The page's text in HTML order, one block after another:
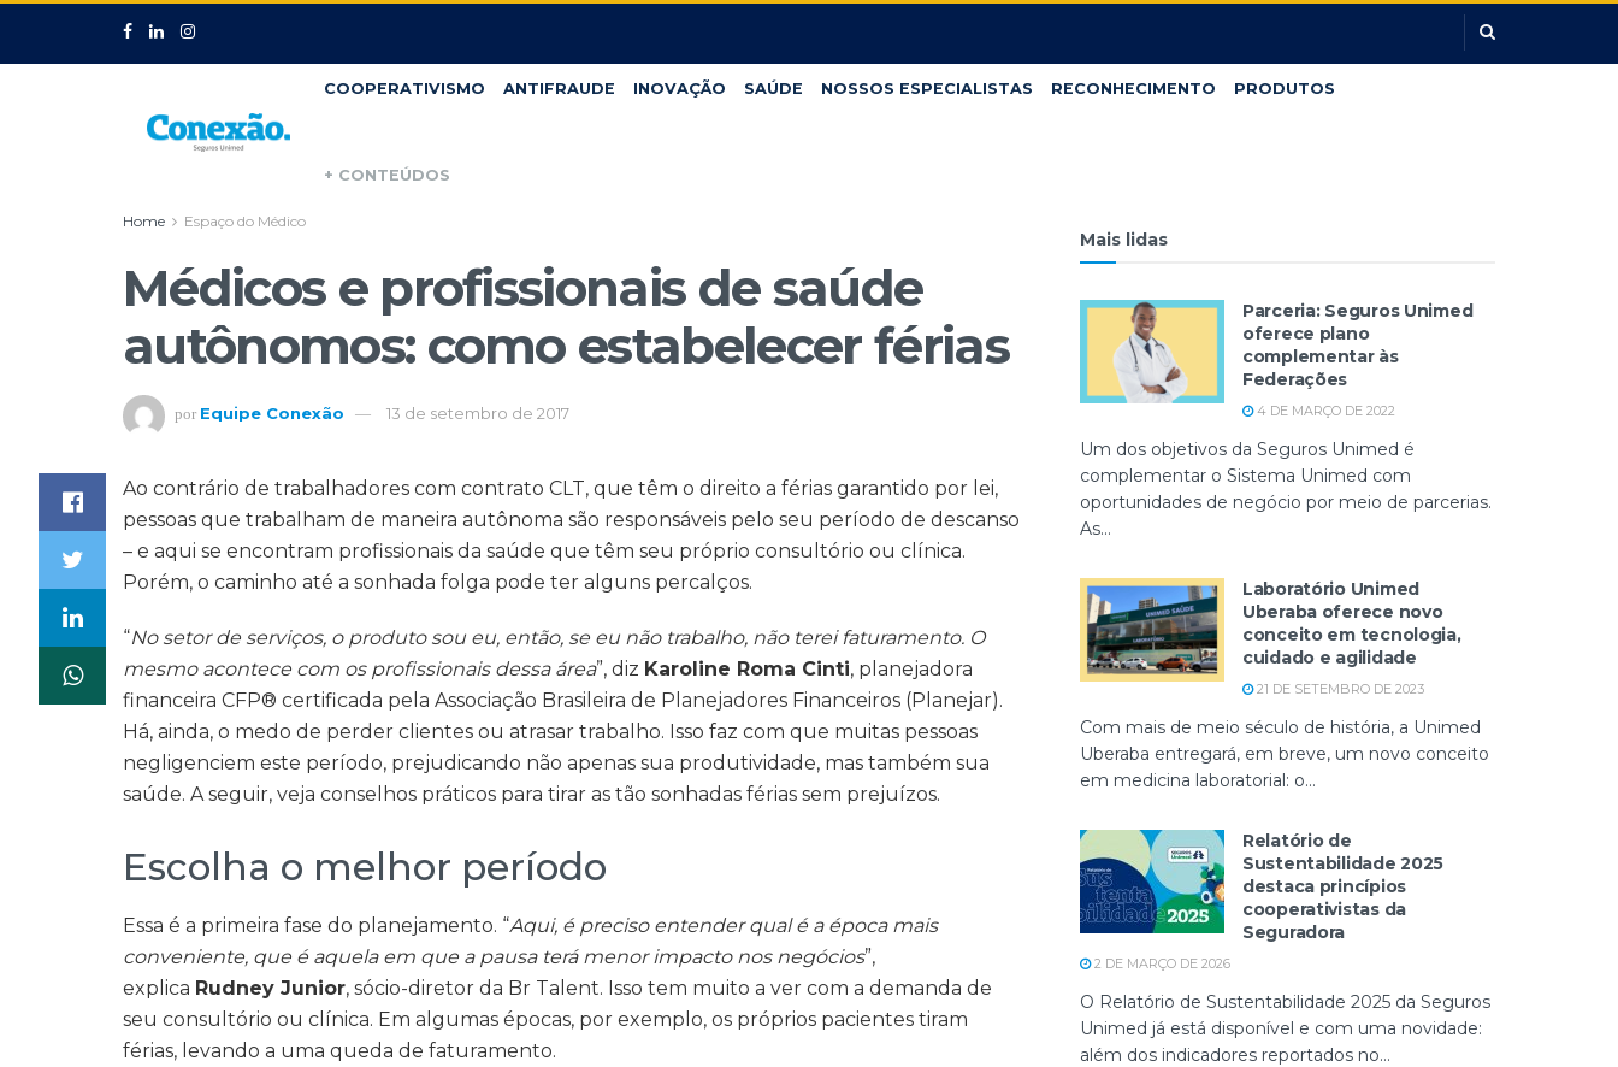
COOPERATIVISMO ANTIFRAUDE INOVAÇÃO SAÚDE NOSSOS ESPECIALISTAS RECONHECIMENTO PRODUTOS
+ CONTEÚDOS
Home Espaço do Médico
Médicos e profissionais de saúde
autônomos: como estabelecer férias
por Equipe Conexão 13 de setembro de 2017
Ao contrário de trabalhadores com contrato CLT, que têm o direito a férias garantido por lei,
pessoas que trabalham de maneira autônoma são responsáveis pelo seu período de descanso
– e aqui se encontram profissionais da saúde que têm seu próprio consultório ou clínica.
Porém, o caminho até a sonhada folga pode ter alguns percalços.
“No setor de serviços, o produto sou eu, então, se eu não trabalho, não terei faturamento. O
mesmo acontece com os profissionais dessa área”, diz Karoline Roma Cinti, planejadora
financeira CFP® certificada pela Associação Brasileira de Planejadores Financeiros (Planejar).
Há, ainda, o medo de perder clientes ou atrasar trabalho. Isso faz com que muitas pessoas
negligenciem este período, prejudicando não apenas sua produtividade, mas também sua
saúde. A seguir, veja conselhos práticos para tirar as tão sonhadas férias sem prejuízos.
Escolha o melhor período
Essa é a primeira fase do planejamento. “Aqui, é preciso entender qual é a época mais
conveniente, que é aquela em que a pausa terá menor impacto nos negócios”,
explica Rudney Junior, sócio-diretor da Br Talent. Isso tem muito a ver com a demanda de
seu consultório ou clínica. Em algumas épocas, por exemplo, os próprios pacientes tiram
férias, levando a uma queda de faturamento.
Mais lidas
Parceria: Seguros Unimed
oferece plano
complementar às
Federações
4 DE MARÇO DE 2022
Um dos objetivos da Seguros Unimed é
complementar o Sistema Unimed com
oportunidades de negócio por meio de parcerias.
As...
Laboratório Unimed
Uberaba oferece novo
conceito em tecnologia,
cuidado e agilidade
21 DE SETEMBRO DE 2023
Com mais de meio século de história, a Unimed
Uberaba entregará, em breve, um novo conceito
em medicina laboratorial: o...
Relatório de
Sustentabilidade 2025
destaca princípios
cooperativistas da
Seguradora
2 DE MARÇO DE 2026
O Relatório de Sustentabilidade 2025 da Seguros
Unimed já está disponível e com uma novidade:
além dos indicadores reportados no...